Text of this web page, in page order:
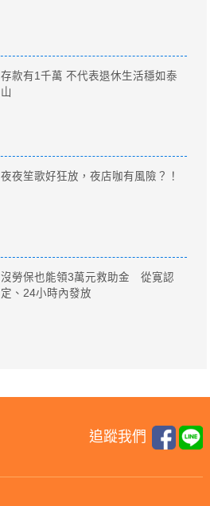
存款有1千萬 不代表退休生活穩如泰
山
夜夜笙歌好狂放，夜店咖有風險？！
沒勞保也能領3萬元救助金 從寛認
定、24小時內發放
追蹤我們